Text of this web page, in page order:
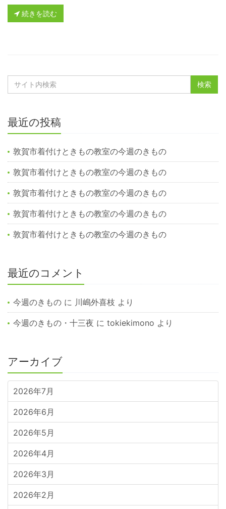
続きを読む
最近の投稿
敦賀市着付けときもの教室の今週のきもの
敦賀市着付けときもの教室の今週のきもの
敦賀市着付けときもの教室の今週のきもの
敦賀市着付けときもの教室の今週のきもの
敦賀市着付けときもの教室の今週のきもの
最近のコメント
今週のきもの に 川嶋外喜枝 より
今週のきもの・十三夜 にtokiekimono より
アーカイブ
2026年7月
2026年6月
2026年5月
2026年4月
2026年3月
2026年2月